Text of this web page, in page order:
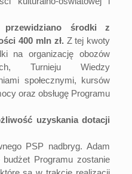
przewidziano środki z
400 mln zł. Z tej kwoty
na organizację obozów
Turnieju Wiedzy
społecznymi, kursów
oraz obsługę Programu
uzyskania dotacji
PSP nadbryg. Adam
budżet Programu zostanie